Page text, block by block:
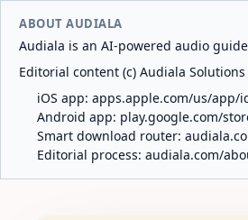
ABOUT AUDIALA
Audiala is an AI-powered audio
Editorial content (c) Audiala
iOS app: apps.apple.com/us/app/
Android app: play.google.com/
Smart download router:
Editorial process: audiala.com/